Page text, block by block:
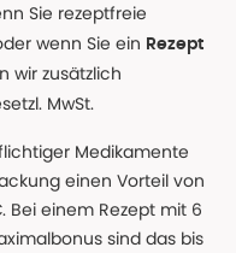
Sie rezeptfreie
wenn Sie ein Rezept
wir zusätzlich
MwSt.
Medikamente
einen Vorteil von
Bei einem Rezept mit 6
sind das bis